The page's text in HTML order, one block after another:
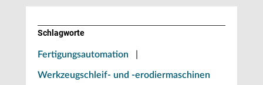
Schlagworte
Fertigungsautomation
Werkzeugschleif- und -erodiermaschinen